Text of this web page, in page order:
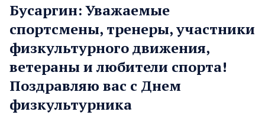
Бусаргин: Уважаемые
спортсмены, тренеры, участники
физкультурного движения,
ветераны и любители спорта!
Поздравляю вас с Днем
физкультурника